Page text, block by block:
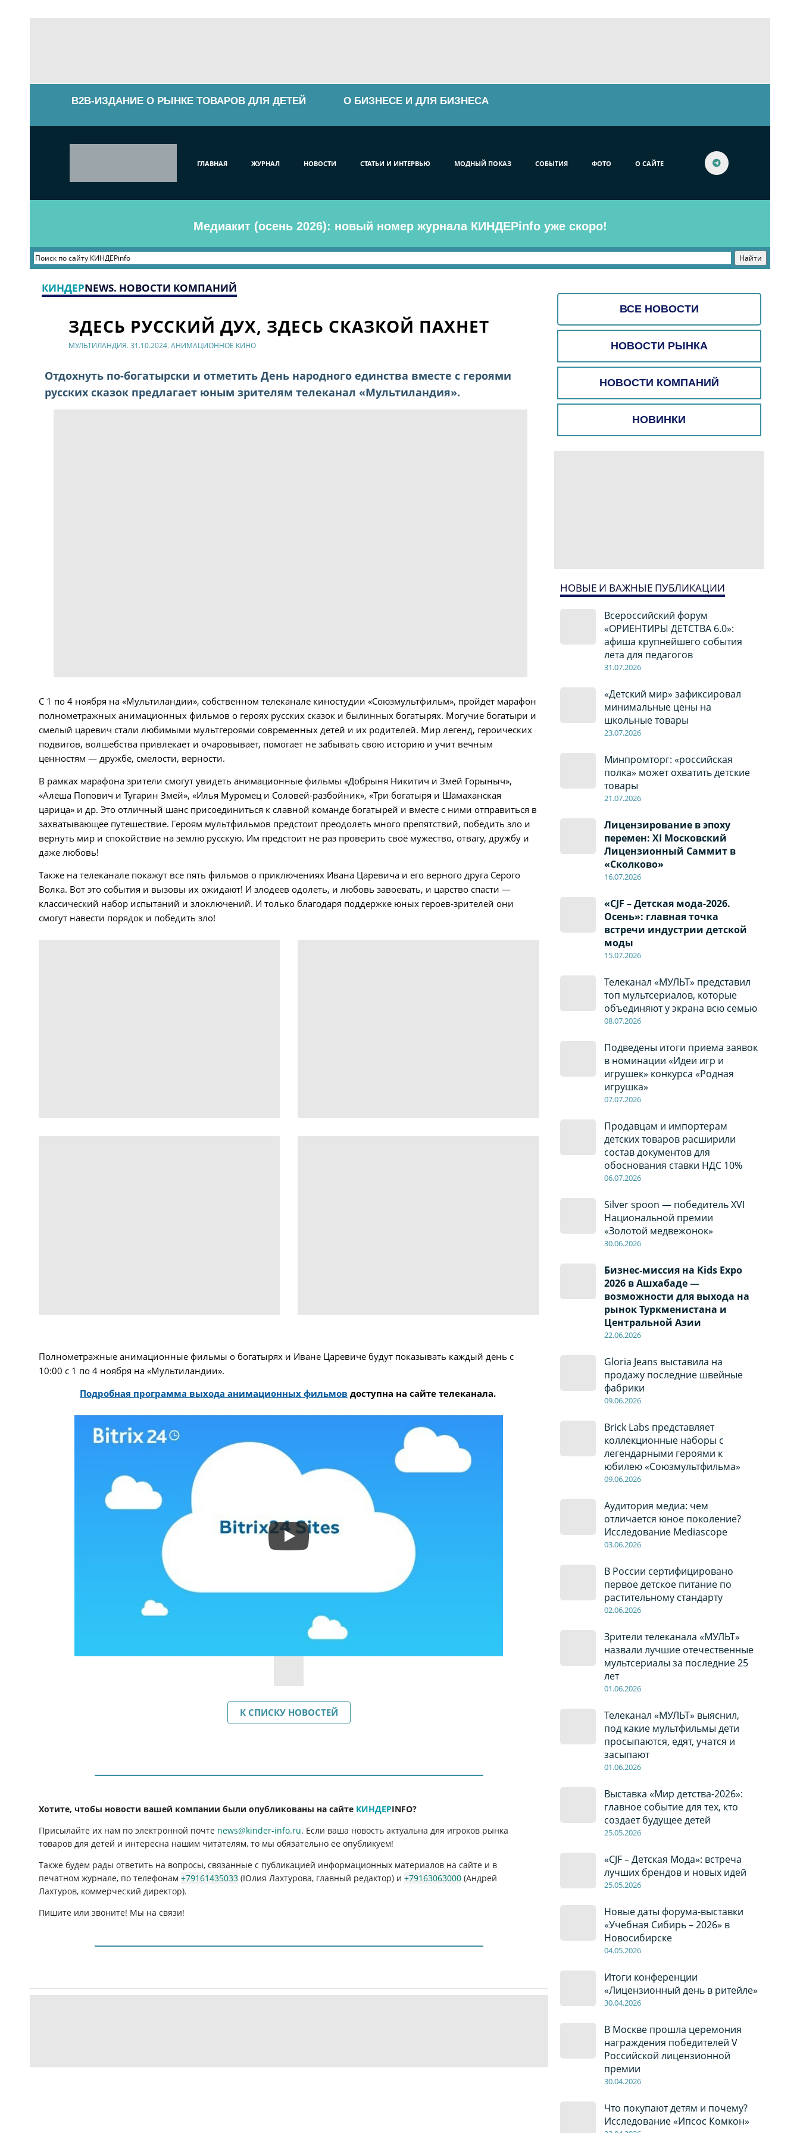
B2B-ИЗДАНИЕ О РЫНКЕ ТОВАРОВ ДЛЯ ДЕТЕЙ О БИЗНЕСЕ И ДЛЯ БИЗНЕСА
ГЛАВНАЯ ЖУРНАЛ НОВОСТИ СТАТЬИ И ИНТЕРВЬЮ МОДНЫЙ ПОКАЗ СОБЫТИЯ ФОТО О САЙТЕ
Медиакит (осень 2026): новый номер журнала КИНДЕРinfo уже скоро!
ВСЕ НОВОСТИ
НОВОСТИ РЫНКА
НОВОСТИ КОМПАНИЙ
НОВИНКИ
НОВЫЕ И ВАЖНЫЕ ПУБЛИКАЦИИ
Всероссийский форум
«ОРИЕНТИРЫ ДЕТСТВА 6.0»:
афиша крупнейшего события
лета для педагогов
31.07.2026
«Детский мир» зафиксировал
минимальные цены на
школьные товары
23.07.2026
Минпромторг: «российская
полка» может охватить детские
товары
21.07.2026
Лицензирование в эпоху
перемен: XI Московский
Лицензионный Саммит в
«Сколково»
16.07.2026
«CJF – Детская мода-2026.
Осень»: главная точка
встречи индустрии детской
моды
15.07.2026
Телеканал «МУЛЬТ» представил
топ мультсериалов, которые
объединяют у экрана всю семью
08.07.2026
Подведены итоги приема заявок
в номинации «Идеи игр и
игрушек» конкурса «Родная
игрушка»
07.07.2026
Продавцам и импортерам
детских товаров расширили
состав документов для
обоснования ставки НДС 10%
06.07.2026
Silver spoon — победитель XVI
Национальной премии
«Золотой медвежонок»
30.06.2026
Бизнес‑миссия на Kids Expo
2026 в Ашхабаде —
возможности для выхода на
рынок Туркменистана и
Центральной Азии
22.06.2026
Gloria Jeans выставила на
продажу последние швейные
фабрики
09.06.2026
Brick Labs представляет
коллекционные наборы с
легендарными героями к
юбилею «Союзмультфильма»
09.06.2026
Аудитория медиа: чем
отличается юное поколение?
Исследование Mediascope
03.06.2026
В России сертифицировано
первое детское питание по
растительному стандарту
02.06.2026
Зрители телеканала «МУЛЬТ»
назвали лучшие отечественные
мультсериалы за последние 25
лет
01.06.2026
Телеканал «МУЛЬТ» выяснил,
под какие мультфильмы дети
просыпаются, едят, учатся и
засыпают
01.06.2026
Выставка «Мир детства-2026»:
главное событие для тех, кто
создает будущее детей
25.05.2026
«CJF – Детская Мода»: встреча
лучших брендов и новых идей
25.05.2026
Новые даты форума-выставки
«Учебная Сибирь – 2026» в
Новосибирске
04.05.2026
Итоги конференции
«Лицензионный день в ритейле»
30.04.2026
В Москве прошла церемония
награждения победителей V
Российской лицензионной
премии
30.04.2026
Что покупают детям и почему?
Исследование «Ипсос Комкон»
КИНДЕРNEWS. НОВОСТИ КОМПАНИЙ
ЗДЕСЬ РУССКИЙ ДУХ, ЗДЕСЬ СКАЗКОЙ ПАХНЕТ
МУЛЬТИЛАНДИЯ. 31.10.2024. АНИМАЦИОННОЕ КИНО
Отдохнуть по-богатырски и отметить День народного единства вместе с героями
русских сказок предлагает юным зрителям телеканал «Мультиландия».
С 1 по 4 ноября на «Мультиландии», собственном телеканале киностудии «Союзмультфильм», пройдёт марафон
полнометражных анимационных фильмов о героях русских сказок и былинных богатырях. Могучие богатыри и
смелый царевич стали любимыми мультгероями современных детей и их родителей. Мир легенд, героических
подвигов, волшебства привлекает и очаровывает, помогает не забывать свою историю и учит вечным
ценностям — дружбе, смелости, верности.
В рамках марафона зрители смогут увидеть анимационные фильмы «Добрыня Никитич и Змей Горыныч»,
«Алёша Попович и Тугарин Змей», «Илья Муромец и Соловей-разбойник», «Три богатыря и Шамаханская
царица» и др. Это отличный шанс присоединиться к славной команде богатырей и вместе с ними отправиться в
захватывающее путешествие. Героям мультфильмов предстоит преодолеть много препятствий, победить зло и
вернуть мир и спокойствие на землю русскую. Им предстоит не раз проверить своё мужество, отвагу, дружбу и
даже любовь!
Также на телеканале покажут все пять фильмов о приключениях Ивана Царевича и его верного друга Серого
Волка. Вот это события и вызовы их ожидают! И злодеев одолеть, и любовь завоевать, и царство спасти —
классический набор испытаний и злоключений. И только благодаря поддержке юных героев-зрителей они
смогут навести порядок и победить зло!
Полнометражные анимационные фильмы о богатырях и Иване Царевиче будут показывать каждый день с
10:00 с 1 по 4 ноября на «Мультиландии».
Подробная программа выхода анимационных фильмов доступна на сайте телеканала.
К СПИСКУ НОВОСТЕЙ
Хотите, чтобы новости вашей компании были опубликованы на сайте КИНДЕРINFO?
Присылайте их нам по электронной почте news@kinder-info.ru. Если ваша новость актуальна для игроков рынка
товаров для детей и интересна нашим читателям, то мы обязательно ее опубликуем!
Также будем рады ответить на вопросы, связанные с публикацией информационных материалов на сайте и в
печатном журнале, по телефонам+79161435033 (Юлия Лахтурова, главный редактор) и+79163063000 (Андрей
Лахтуров, коммерческий директор).
Пишите или звоните! Мы на связи!